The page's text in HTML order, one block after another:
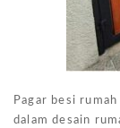
Pagar besi
dalam desain